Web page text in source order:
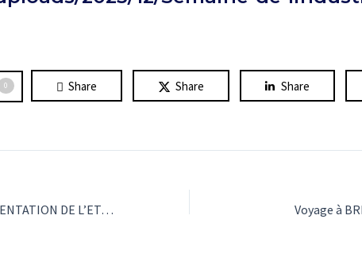
0 Share Share Share
VIDEOS DE PRESENTATION DE L’ETABLISSEMENT Voyage à